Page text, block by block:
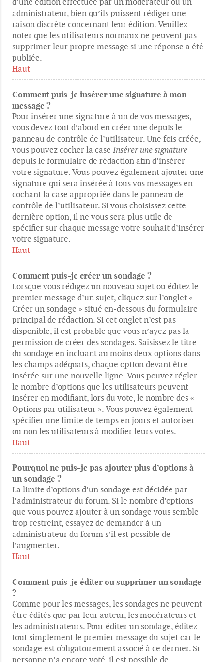
administrateur, bien qu’ils puissent rédiger une
raison discrète concernant leur édition. Veuillez
noter que les utilisateurs normaux ne peuvent pas
supprimer leur propre message si une réponse a été
publiée.
Haut
Comment puis-je insérer une signature à mon
message ?
Pour insérer une signature à un de vos messages,
vous devez tout d’abord en créer une depuis le
panneau de contrôle de l’utilisateur. Une fois créée,
vous pouvez cocher la case Insérer une signature
depuis le formulaire de rédaction afin d’insérer
votre signature. Vous pouvez également ajouter une
signature qui sera insérée à tous vos messages en
cochant la case appropriée dans le panneau de
contrôle de l’utilisateur. Si vous choisissez cette
dernière option, il ne vous sera plus utile de
spécifier sur chaque message votre souhait d’insérer
votre signature.
Haut
Comment puis-je créer un sondage ?
Lorsque vous rédigez un nouveau sujet ou éditez le
premier message d’un sujet, cliquez sur l’onglet «
Créer un sondage » situé en-dessous du formulaire
principal de rédaction. Si cet onglet n’est pas
disponible, il est probable que vous n’ayez pas la
permission de créer des sondages. Saisissez le titre
du sondage en incluant au moins deux options dans
les champs adéquats, chaque option devant être
insérée sur une nouvelle ligne. Vous pouvez régler
le nombre d’options que les utilisateurs peuvent
insérer en modifiant, lors du vote, le nombre des «
Options par utilisateur ». Vous pouvez également
spécifier une limite de temps en jours et autoriser
ou non les utilisateurs à modifier leurs votes.
Haut
Pourquoi ne puis-je pas ajouter plus d’options à
un sondage ?
La limite d’options d’un sondage est décidée par
l’administrateur du forum. Si le nombre d’options
que vous pouvez ajouter à un sondage vous semble
trop restreint, essayez de demander à un
administrateur du forum s’il est possible de
l’augmenter.
Haut
Comment puis-je éditer ou supprimer un sondage
?
Comme pour les messages, les sondages ne peuvent
être édités que par leur auteur, les modérateurs et
les administrateurs. Pour éditer un sondage, éditez
tout simplement le premier message du sujet car le
sondage est obligatoirement associé à ce dernier. Si
personne n’a encore voté, il est possible de